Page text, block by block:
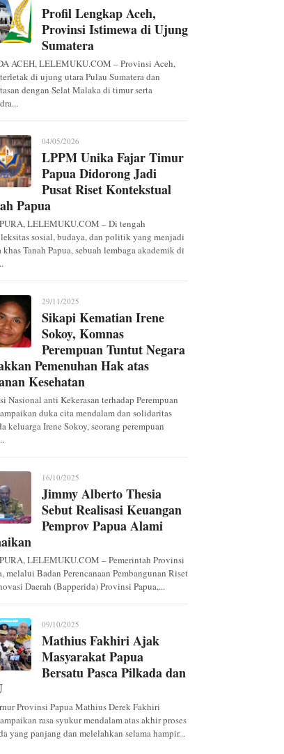
Profil Lengkap Aceh,
Provinsi Istimewa di Ujung
Sumatera
ACEH, LELEMUKU.COM – Provinsi Aceh,
di ujung utara Pulau Sumatera dan
dengan Selat Malaka di timur serta
04/05/2026
LPPM Unika Fajar Timur
Papua Didorong Jadi
Pusat Riset Kontekstual
Papua
LELEMUKU.COM – Di tengah
sosial, budaya, dan politik yang menjadi
khas Tanah Papua, sebuah lembaga akademik di
29/11/2025
Sikapi Kematian Irene
Sokoy, Komnas
Perempuan Tuntut Negara
Pemenuhan Hak atas
Kesehatan
Nasional anti Kekerasan terhadap Perempuan
duka cita mendalam dan solidaritas
keluarga Irene Sokoy, seorang perempuan
16/10/2025
Jimmy Alberto Thesia
Sebut Realisasi Keuangan
Pemprov Papua Alami
LELEMUKU.COM – Pemerintah Provinsi
melalui Badan Perencanaan Pembangunan Riset
Daerah (Bapperida) Provinsi Papua,...
09/10/2025
Mathius Fakhiri Ajak
Masyarakat Papua
Bersatu Pasca Pilkada dan
Provinsi Papua Mathius Derek Fakhiri
rasa syukur mendalam atas akhir proses
yang panjang dan melelahkan selama hampir...